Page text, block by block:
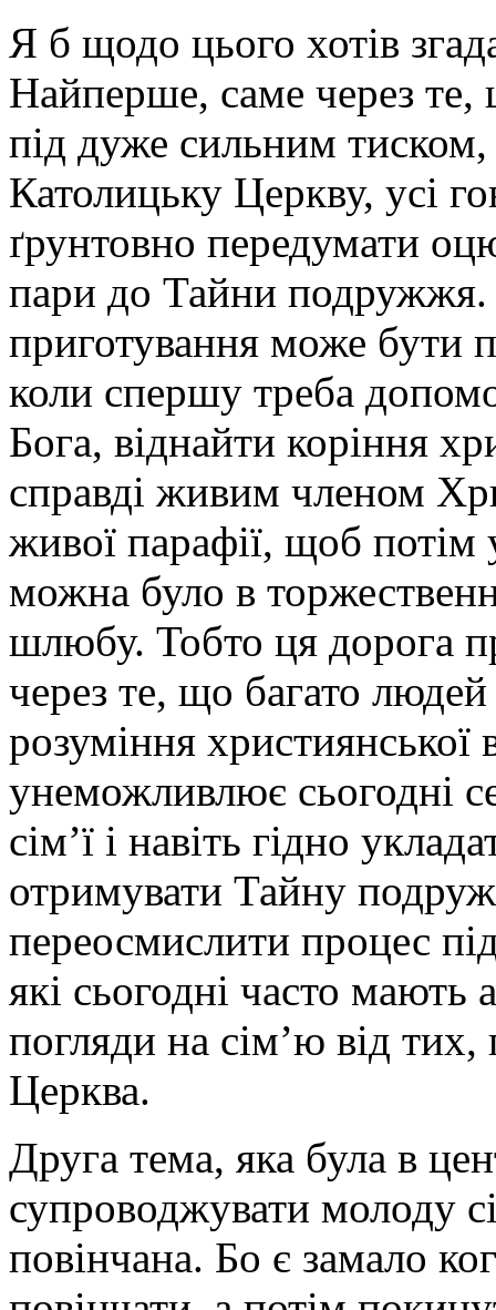
Я б щодо цього хотів
Найперше, саме через те,
під дуже сильним
Католицьку Церкву, усі
ґрунтовно передумати
пари до Тайни подружжя.
приготування може бути
коли спершу треба
Бога, віднайти коріння
справді живим членом
живої парафії, щоб потім
можна було в
шлюбу. Тобто ця дорога
через те, що багато
розуміння християнської
унеможливлює сьогодні
сім’ї і навіть гідно
отримувати Тайну
переосмислити процес
які сьогодні часто мають
погляди на сім’ю від тих,
Церква.
Друга тема, яка була в
супроводжувати молоду
повінчана. Бо є замало